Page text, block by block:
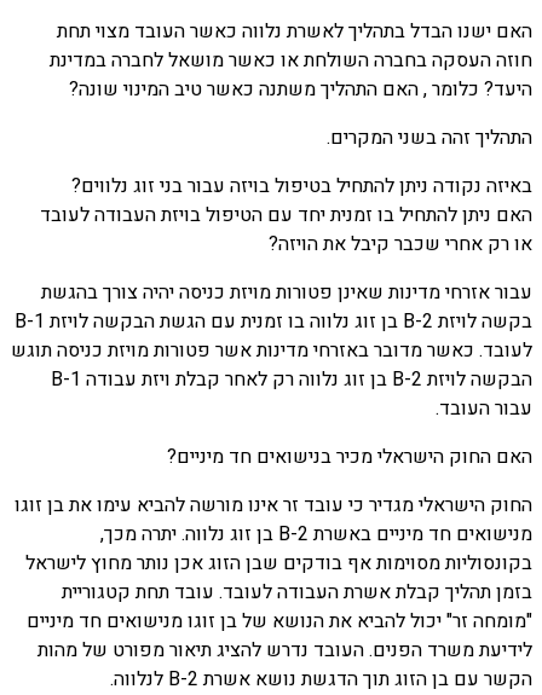
האם ישנו הבדל בתהליך לאשרת נלווה כאשר העובד מצוי תחת
חוזה העסקה בחברה השולחת או כאשר מושאל לחברה במדינת
היעד? כלומר , האם התהליך משתנה כאשר טיב המינוי שונה?
התהליך זהה בשני המקרים.
באיזה נקודה ניתן להתחיל בטיפול בויזה עבור בני זוג נלווים?
האם ניתן להתחיל בו זמנית יחד עם הטיפול בויזת העבודה לעובד
או רק אחרי שכבר קיבל את הויזה?
עבור אזרחי מדינות שאינן פטורות מויזת כניסה יהיה צורך בהגשת
בקשה לויזת B-2 בן זוג נלווה בו זמנית עם הגשת הבקשה לויזת B-1
לעובד. כאשר מדובר באזרחי מדינות אשר פטורות מויזת כניסה תוגש
הבקשה לויזת B-2 בן זוג נלווה רק לאחר קבלת ויזת עבודה B-1
עבור העובד.
האם החוק הישראלי מכיר בנישואים חד מיניים?
החוק הישראלי מגדיר כי עובד זר אינו מורשה להביא עימו את בן זוגו
מנישואים חד מיניים באשרת B-2 בן זוג נלווה. יתרה מכך,
בקונסוליות מסוימות אף בודקים שבן הזוג אכן נותר מחוץ לישראל
בזמן תהליך קבלת אשרת העבודה לעובד. עובד תחת קטגוריית
"מומחה זר" יכול להביא את הנושא של בן זוגו מנישואים חד מיניים
לידיעת משרד הפנים. העובד נדרש להציג תיאור מפורט של מהות
הקשר עם בן הזוג תוך הדגשת נושא אשרת B-2 לנלווה.